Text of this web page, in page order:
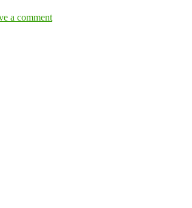
a comment